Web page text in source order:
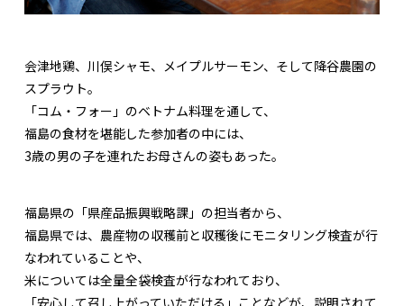
会津地鶏、川俣シャモ、メイプルサーモン、そして降谷農園の
スプラウト。
「コム・フォー」のベトナム料理を通して、
福島の食材を堪能した参加者の中には、
3歳の男の子を連れたお母さんの姿もあった。
福島県の「県産品振興戦略課」の担当者から、
福島県では、農産物の収穫前と収穫後にモニタリング検査が行
なわれていることや、
米については全量全袋検査が行なわれており、
「安心して召し上がっていただける」ことなどが、説明されて